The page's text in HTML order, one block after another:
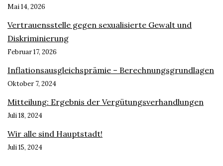
Mai 14, 2026
Vertrauensstelle gegen sexualisierte Gewalt und
Diskriminierung
Februar 17, 2026
Inflationsausgleichsprämie – Berechnungsgrundlagen
Oktober 7, 2024
Mitteilung: Ergebnis der Vergütungsverhandlungen
Juli 18, 2024
Wir alle sind Hauptstadt!
Juli 15, 2024